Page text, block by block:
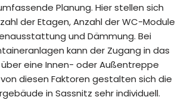
Planung. Hier stellen sich
der Etagen, Anzahl der WC-Module
und Dämmung. Bei
kann der Zugang in das
eine Innen- oder Außentreppe
diesen Faktoren gestalten sich die
in Sassnitz sehr individuell.